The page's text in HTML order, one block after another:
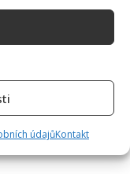
údajůKontakt
z telefonátu